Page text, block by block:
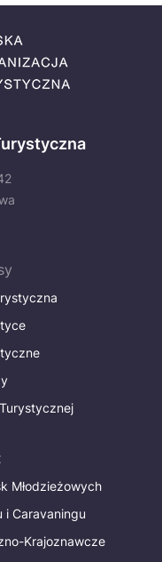
Młodzieżowych
i Caravaningu
Krajoznawcze